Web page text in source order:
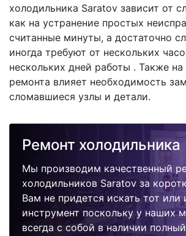
холодильника Saratov зависит от
как на устранение простых
считанные минуты, а достаточно
иногда требуют от нескольких
нескольких дней работы . Также
ремонта влияет необходимость
сломавшиеся узлы и детали.
Ремонт холодильника
Мы производим качественный
холодильников Saratov за
Вам не придется искать тот или
инструмент поскольку у наших
всегда с собой в наличии